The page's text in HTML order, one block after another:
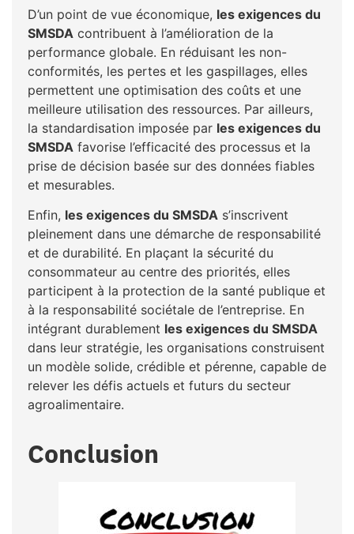
D’un point de vue économique, les exigences du
SMSDA contribuent à l’amélioration de la
performance globale. En réduisant les non-
conformités, les pertes et les gaspillages, elles
permettent une optimisation des coûts et une
meilleure utilisation des ressources. Par ailleurs,
la standardisation imposée par les exigences du
SMSDA favorise l’efficacité des processus et la
prise de décision basée sur des données fiables
et mesurables.
Enfin, les exigences du SMSDA s’inscrivent
pleinement dans une démarche de responsabilité
et de durabilité. En plaçant la sécurité du
consommateur au centre des priorités, elles
participent à la protection de la santé publique et
à la responsabilité sociétale de l’entreprise. En
intégrant durablement les exigences du SMSDA
dans leur stratégie, les organisations construisent
un modèle solide, crédible et pérenne, capable de
relever les défis actuels et futurs du secteur
agroalimentaire.
Conclusion